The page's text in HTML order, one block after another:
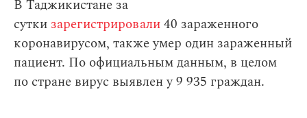
В Таджикистане за
сутки зарегистрировали40 зараженного
коронавирусом, также умер один зараженный
пациент. По официальным данным, в целом
по стране вирус выявлен у 9 935 граждан.